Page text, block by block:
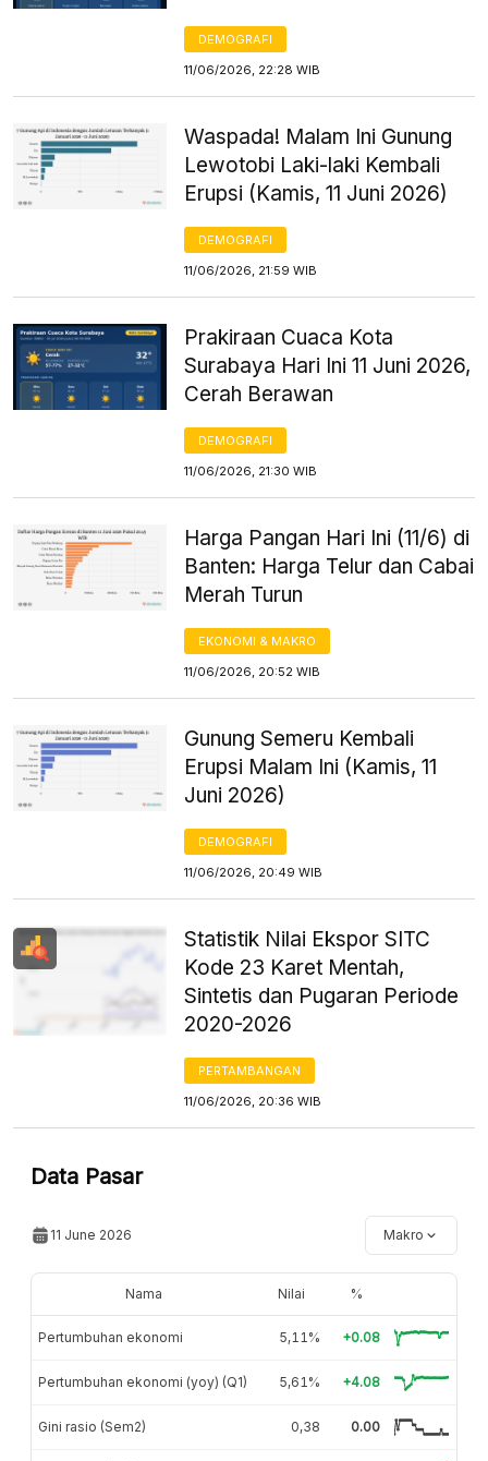
DEMOGRAFI
11/06/2026, 22:28 WIB
Waspada! Malam Ini Gunung
Lewotobi Laki-laki Kembali
Erupsi (Kamis, 11 Juni 2026)
DEMOGRAFI
11/06/2026, 21:59 WIB
Prakiraan Cuaca Kota
Surabaya Hari Ini 11 Juni 2026,
Cerah Berawan
DEMOGRAFI
11/06/2026, 21:30 WIB
Harga Pangan Hari Ini (11/6) di
Banten: Harga Telur dan Cabai
Merah Turun
EKONOMI & MAKRO
11/06/2026, 20:52 WIB
Gunung Semeru Kembali
Erupsi Malam Ini (Kamis, 11
Juni 2026)
DEMOGRAFI
11/06/2026, 20:49 WIB
Statistik Nilai Ekspor SITC
Kode 23 Karet Mentah,
Sintetis dan Pugaran Periode
2020-2026
PERTAMBANGAN
11/06/2026, 20:36 WIB
Data Pasar
11 June 2026 Makro
Nama Nilai %
Pertumbuhan ekonomi 5,11% +0.08
Pertumbuhan ekonomi (yoy) (Q1) 5,61% +4.08
Gini rasio (Sem2) 0,38 0.00